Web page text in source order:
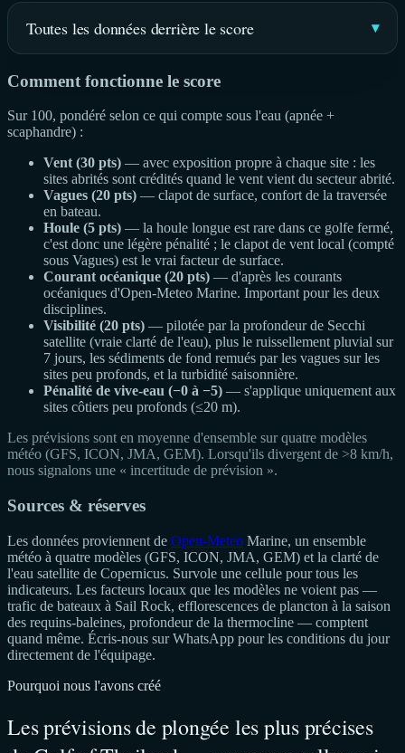
Toutes les données derrière le score
Comment fonctionne le score
Sur 100, pondéré selon ce qui compte sous l'eau (apnée +
scaphandre) :
Vent (30 pts) — avec exposition propre à chaque site : les
sites abrités sont crédités quand le vent vient du secteur abrité.
Vagues (20 pts) — clapot de surface, confort de la traversée
en bateau.
Houle (5 pts) — la houle longue est rare dans ce golfe fermé,
c'est donc une légère pénalité ; le clapot de vent local (compté
sous Vagues) est le vrai facteur de surface.
Courant océanique (20 pts) — d'après les courants
océaniques d'Open-Meteo Marine. Important pour les deux
disciplines.
Visibilité (20 pts) — pilotée par la profondeur de Secchi
satellite (vraie clarté de l'eau), plus le ruissellement pluvial sur
7 jours, les sédiments de fond remués par les vagues sur les
sites peu profonds, et la turbidité saisonnière.
Pénalité de vive-eau (−0 à −5) — s'applique uniquement aux
sites côtiers peu profonds (≤20 m).
Les prévisions sont en moyenne d'ensemble sur quatre modèles
météo (GFS, ICON, JMA, GEM). Lorsqu'ils divergent de >8 km/h,
nous signalons une « incertitude de prévision ».
Sources & réserves
Les données proviennent de Open-Meteo Marine, un ensemble
météo à quatre modèles (GFS, ICON, JMA, GEM) et la clarté de
l'eau satellite de Copernicus. Survole une cellule pour tous les
indicateurs. Les facteurs locaux que les modèles ne voient pas —
trafic de bateaux à Sail Rock, efflorescences de plancton à la saison
des requins-baleines, profondeur de la thermocline — comptent
quand même. Écris-nous sur WhatsApp pour les conditions du jour
directement de l'équipage.
Pourquoi nous l'avons créé
Les prévisions de plongée les plus précises